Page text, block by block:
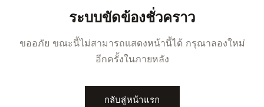
ระบบขัดข้องชั่วคราว
ขออภัย ขณะนี้ไม่สามารถแสดงหน้านี้ได้ กรุณาลองใหม่
อีกครั้งในภายหลัง
กลับสู่หน้าแรก